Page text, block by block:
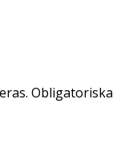
Obligatoriska